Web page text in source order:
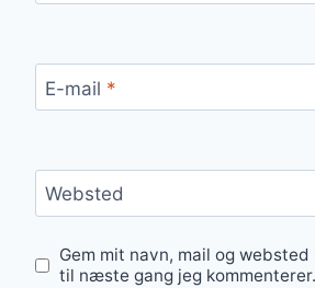
E-mail *
Websted
Gem mit navn, mail og
til næste gang jeg kommenterer.